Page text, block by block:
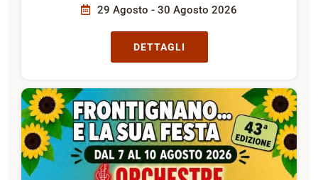
29 Agosto - 30 Agosto 2026
DETTAGLI